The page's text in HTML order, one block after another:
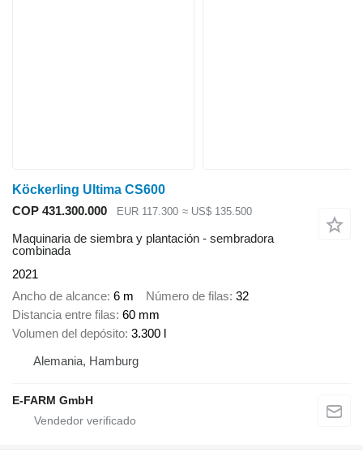
Köckerling Ultima CS600
COP 431.300.000
EUR 117.300 ≈ US$ 135.500
Maquinaria de siembra y plantación - sembradora
combinada
2021
Ancho de alcance 6 m Número de filas 32
Distancia entre filas 60 mm
Volumen del depósito 3.300 l
Alemania, Hamburg
E-FARM GmbH